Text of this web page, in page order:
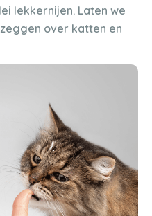
lekkernijen. Laten we
over katten en